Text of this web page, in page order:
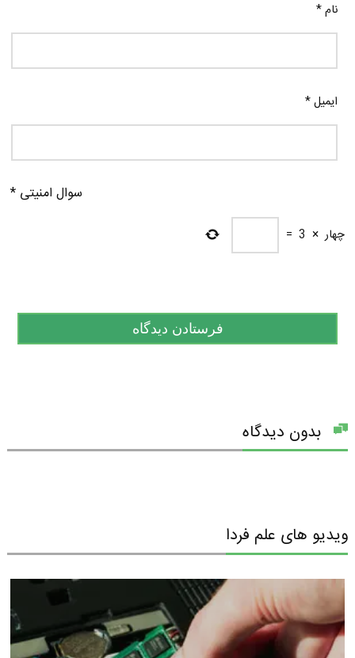
نام*
ایمیل*
سوال امنیتی *
چهار ×
3
=
بدون دیدگاه
ویدیو های علم فردا